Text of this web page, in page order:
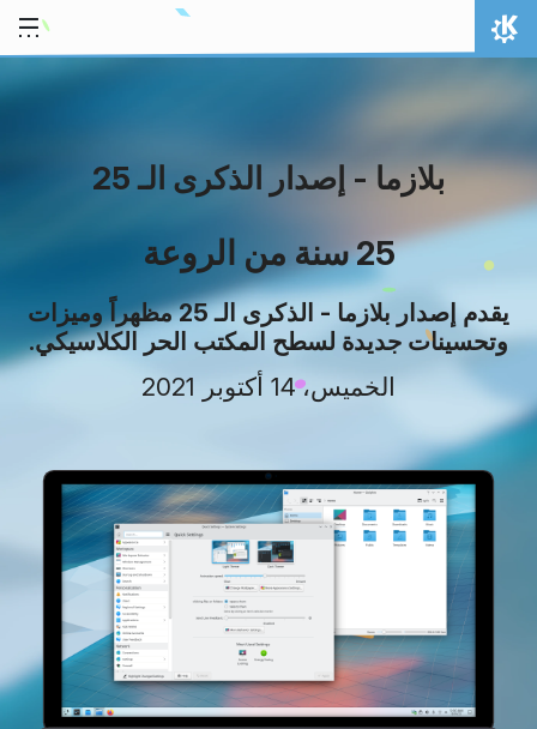
تخط المحتوى
الصفحة الرئيسة
بلازما - إصدار الذكرى الـ 25
25 سنة من الروعة
يقدم إصدار بلازما - الذكرى الـ 25 مظهراً وميزات
وتحسينات جديدة لسطح المكتب الحر الكلاسيكي.
الخميس، 14 أكتوبر 2021